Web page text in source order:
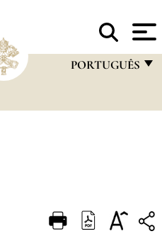
PORTUGUÊS
DEUTSCH